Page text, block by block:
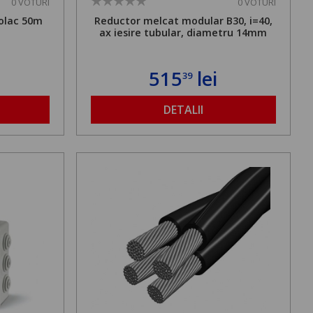
50m
Reductor melcat modular B30, i=40,
ax iesire tubular, diametru 14mm
51539lei
DETALII